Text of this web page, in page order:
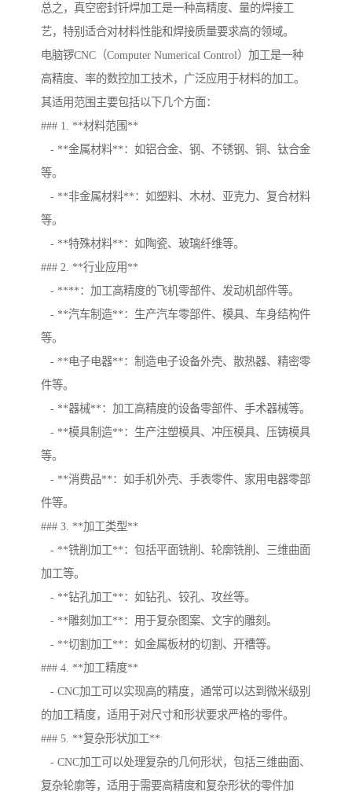
总之，真空密封钎焊加工是一种高精度、量的焊接工
艺，特别适合对材料性能和焊接质量要求高的领域。
电脑锣CNC（Computer Numerical Control）加工是一种
高精度、率的数控加工技术，广泛应用于材料的加工。
其适用范围主要包括以下几个方面：
### 1. **材料范围**
- **金属材料**：如铝合金、钢、不锈钢、铜、钛合金
等。
- **非金属材料**：如塑料、木材、亚克力、复合材料
等。
- **特殊材料**：如陶瓷、玻璃纤维等。
### 2. **行业应用**
- ****：加工高精度的飞机零部件、发动机部件等。
- **汽车制造**：生产汽车零部件、模具、车身结构件
等。
- **电子电器**：制造电子设备外壳、散热器、精密零
件等。
- **器械**：加工高精度的设备零部件、手术器械等。
- **模具制造**：生产注塑模具、冲压模具、压铸模具
等。
- **消费品**：如手机外壳、手表零件、家用电器零部
件等。
### 3. **加工类型**
- **铣削加工**：包括平面铣削、轮廓铣削、三维曲面
加工等。
- **钻孔加工**：如钻孔、铰孔、攻丝等。
- **雕刻加工**：用于复杂图案、文字的雕刻。
- **切割加工**：如金属板材的切割、开槽等。
### 4. **加工精度**
- CNC加工可以实现高的精度，通常可以达到微米级别
的加工精度，适用于对尺寸和形状要求严格的零件。
### 5. **复杂形状加工**
- CNC加工可以处理复杂的几何形状，包括三维曲面、
复杂轮廓等，适用于需要高精度和复杂形状的零件加